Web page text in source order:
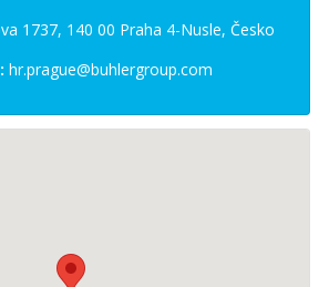
1737, 140 00 Praha 4-Nusle, Česko
hr.prague@buhlergroup.com